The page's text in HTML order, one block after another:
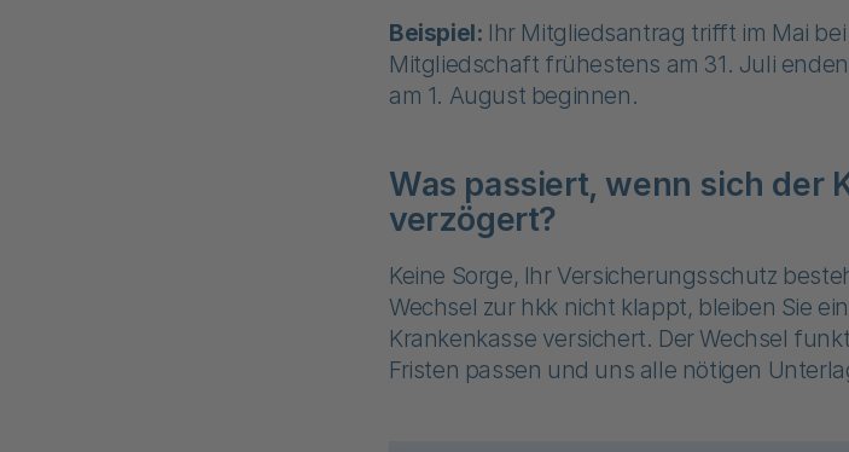
Beispiel: Ihr Mitgliedsantrag trifft im Mai
Mitgliedschaft frühestens am 31. Juli
am 1. August beginnen.
Was passiert, wenn sich der
verzögert?
Keine Sorge, Ihr Versicherungsschutz
Wechsel zur hkk nicht klappt, bleiben Sie
Krankenkasse versichert. Der Wechsel
Fristen passen und uns alle nötigen